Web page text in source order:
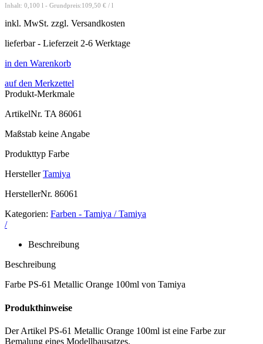
Inhalt: 0,100 l - Grundpreis:109,50 € / l
inkl. MwSt. zzgl. Versandkosten
lieferbar - Lieferzeit 2-6 Werktage
in den Warenkorb
auf den Merkzettel
Produkt-Merkmale
ArtikelNr. TA 86061
Maßstab keine Angabe
Produkttyp Farbe
Hersteller Tamiya
HerstellerNr. 86061
Kategorien: Farben - Tamiya / Tamiya
/
Beschreibung
Beschreibung
Farbe PS-61 Metallic Orange 100ml von Tamiya
Produkthinweise
Der Artikel PS-61 Metallic Orange 100ml ist eine Farbe zur
Bemalung eines Modellbausatzes.